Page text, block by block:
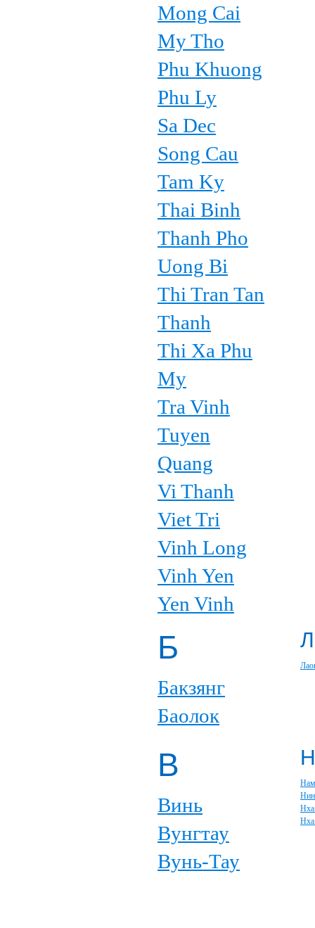
Mong Cai
My Tho
Phu Khuong
Phu Ly
Sa Dec
Song Cau
Tam Ky
Thai Binh
Thanh Pho
Uong Bi
Thi Tran Tan
Thanh
Thi Xa Phu
My
Tra Vinh
Tuyen
Quang
Vi Thanh
Viet Tri
Vinh Long
Vinh Yen
Yen Vinh
Б
Бакзянг
Баолок
Л
В
Винь
Вунгтау
Вунь-Тау
Н
Нха
Нха